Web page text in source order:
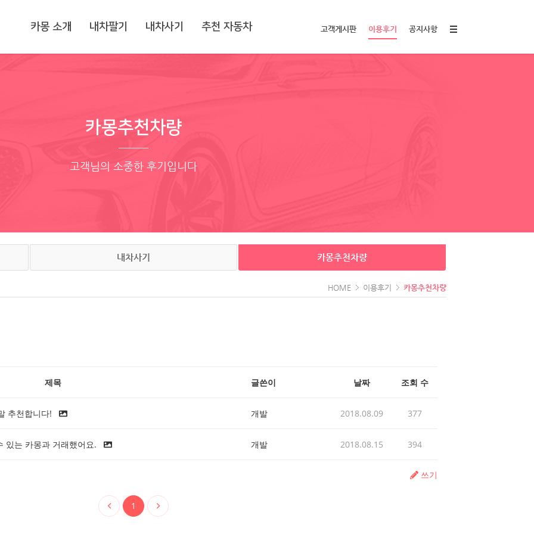
카몽 소개 내차팔기 내차사기 추천 자동차 고객게시판 이용후기 공지사항
카몽추천차량
고객님의 소중한 후기입니다
내차사기 카몽추천차량
HOME 이용후기 카몽추천차량
제목 글쓴이 날짜 조회 수
추천합니다! 개발 2018.08.09 377
있는 카몽과 거래했어요. 개발 2018.08.15 394
쓰기
1